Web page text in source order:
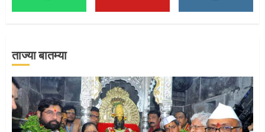
माऊलींच्या पादुकांना नीरा स्नान
माऊलींची पालखी खंडेरायाच्या जेजुरीत
ताज्या बातम्या